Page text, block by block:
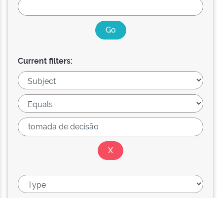
Current filters: